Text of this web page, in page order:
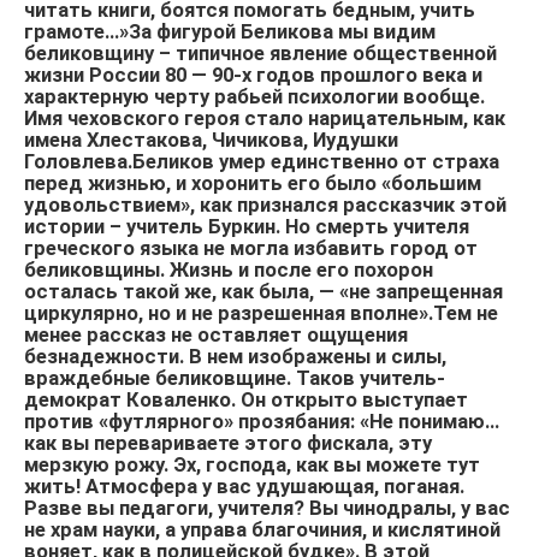
читать книги, боятся помогать бедным, учить
грамоте…»За фигурой Беликова мы видим
беликовщину – типичное явление общественной
жизни России 80 — 90-х годов прошлого века и
характерную черту рабьей психологии вообще.
Имя чеховского героя стало нарицательным, как
имена Хлестакова, Чичикова, Иудушки
Головлева.Беликов умер единственно от страха
перед жизнью, и хоронить его было «большим
удовольствием», как признался рассказчик этой
истории – учитель Буркин. Но смерть учителя
греческого языка не могла избавить город от
беликовщины. Жизнь и после его похорон
осталась такой же, как была, — «не запрещенная
циркулярно, но и не разрешенная вполне».Тем не
менее рассказ не оставляет ощущения
безнадежности. В нем изображены и силы,
враждебные беликовщине. Таков учитель-
демократ Коваленко. Он открыто выступает
против «футлярного» прозябания: «Не понимаю…
как вы перевариваете этого фискала, эту
мерзкую рожу. Эх, господа, как вы можете тут
жить! Атмосфера у вас удушающая, поганая.
Разве вы педагоги, учителя? Вы чинодралы, у вас
не храм науки, а управа благочиния, и кислятиной
воняет, как в полицейской будке». В этой